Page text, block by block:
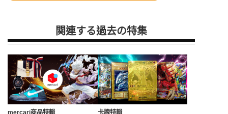
関連する過去の特集
mercari商品特輯 卡牌特輯